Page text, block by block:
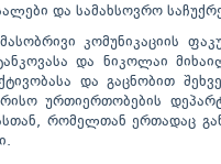
და სამახსოვრო
კომუნიკაციის
და ნიკოლაი
და გაცნობით
ურთიერთობების
რომელთან ერთადაც